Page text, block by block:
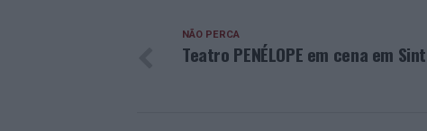
NÃO PERCA
Teatro PENÉLOPE em cena em